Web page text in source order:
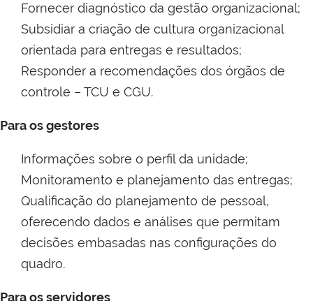
Fornecer diagnóstico da gestão organizacional;
Subsidiar a criação de cultura organizacional
orientada para entregas e resultados;
Responder a recomendações dos órgãos de
controle – TCU e CGU.
Para os gestores
Informações sobre o perfil da unidade;
Monitoramento e planejamento das entregas;
Qualificação do planejamento de pessoal,
oferecendo dados e análises que permitam
decisões embasadas nas configurações do
quadro.
Para os servidores